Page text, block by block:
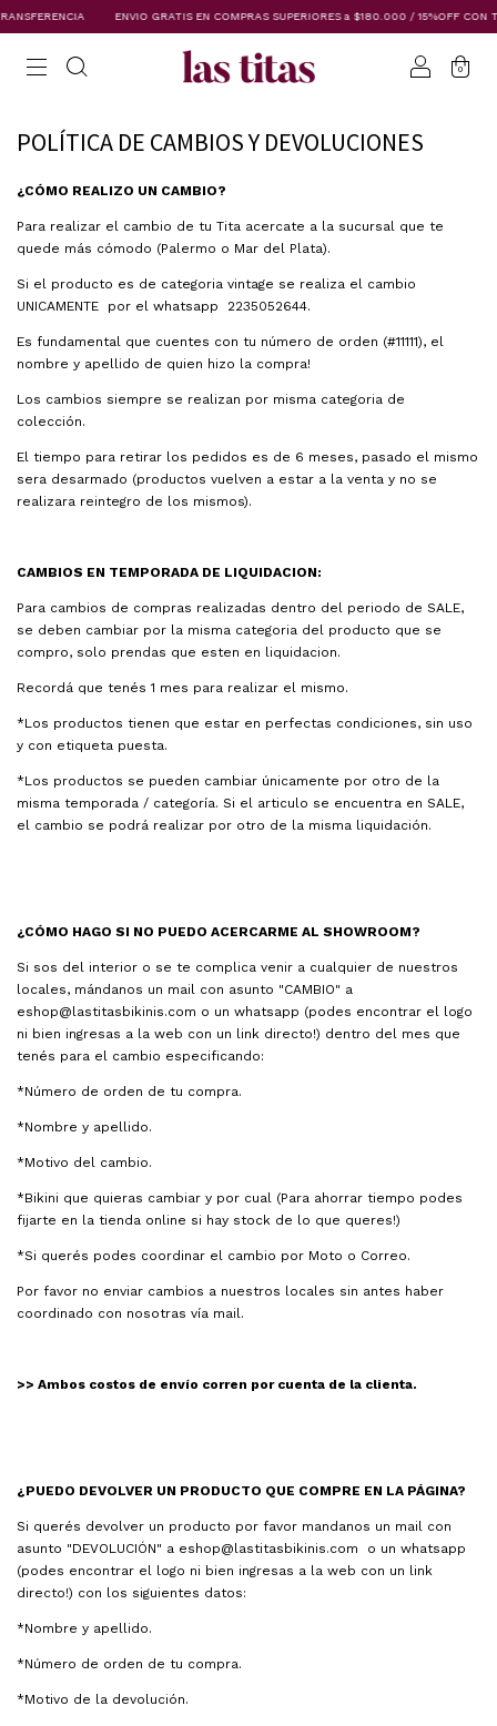
ENVIO GRATIS EN COMPRAS SUPERIORES a $180.000 / 15%OFF CON
0
POLÍTICA DE CAMBIOS Y DEVOLUCIONES
¿CÓMO REALIZO UN CAMBIO?
Para realizar el cambio de tu Tita acercate a la sucursal que te
quede más cómodo (Palermo o Mar del Plata).
Si el producto es de categoria vintage se realiza el cambio
UNICAMENTE por el whatsapp 2235052644.
Es fundamental que cuentes con tu número de orden (#11111), el
nombre y apellido de quien hizo la compra!
Los cambios siempre se realizan por misma categoria de
colección.
El tiempo para retirar los pedidos es de 6 meses, pasado el mismo
sera desarmado (productos vuelven a estar a la venta y no se
realizara reintegro de los mismos).
CAMBIOS EN TEMPORADA DE LIQUIDACION:
Para cambios de compras realizadas dentro del periodo de SALE,
se deben cambiar por la misma categoria del producto que se
compro, solo prendas que esten en liquidacion.
Recordá que tenés 1 mes para realizar el mismo.
*Los productos tienen que estar en perfectas condiciones, sin uso
y con etiqueta puesta.
*Los productos se pueden cambiar únicamente por otro de la
misma temporada / categoría. Si el articulo se encuentra en SALE,
el cambio se podrá realizar por otro de la misma liquidación.
¿CÓMO HAGO SI NO PUEDO ACERCARME AL SHOWROOM?
Si sos del interior o se te complica venir a cualquier de nuestros
locales, mándanos un mail con asunto "CAMBIO" a
eshop@lastitasbikinis.com o un whatsapp (podes encontrar el logo
ni bien ingresas a la web con un link directo!) dentro del mes que
tenés para el cambio especificando:
*Número de orden de tu compra.
*Nombre y apellido.
*Motivo del cambio.
*Bikini que quieras cambiar y por cual (Para ahorrar tiempo podes
fijarte en la tienda online si hay stock de lo que queres!)
*Si querés podes coordinar el cambio por Moto o Correo.
Por favor no enviar cambios a nuestros locales sin antes haber
coordinado con nosotras vía mail.
>> Ambos costos de envío corren por cuenta de la clienta.
¿PUEDO DEVOLVER UN PRODUCTO QUE COMPRE EN LA PÁGINA?
Si querés devolver un producto por favor mandanos un mail con
asunto "DEVOLUCIÓN" a eshop@lastitasbikinis.com o un whatsapp
(podes encontrar el logo ni bien ingresas a la web con un link
directo!) con los siguientes datos:
*Nombre y apellido.
*Número de orden de tu compra.
*Motivo de la devolución.